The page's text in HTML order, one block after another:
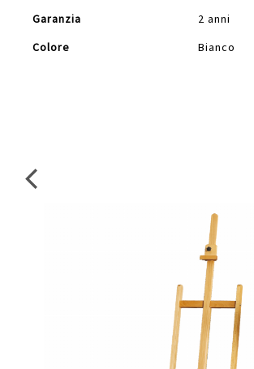
Garanzia
2 anni
Colore
Bianco